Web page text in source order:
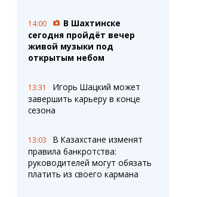
14:00
В Шахтинске
сегодня пройдёт вечер
живой музыки под
открытым небом
13:31
Игорь Шацкий может
завершить карьеру в конце
сезона
13:03
В Казахстане изменят
правила банкротства:
руководителей могут обязать
платить из своего кармана